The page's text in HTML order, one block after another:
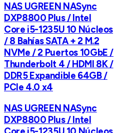
NAS UGREEN NASync
DXP8800 Plus / Intel
Core i5-1235U 10 Núcleos
/ 8 Bahías SATA + 2 M.2
NVMe / 2 Puertos 10GbE /
Thunderbolt 4 / HDMI 8K /
DDR5 Expandible 64GB /
PCIe 4.0 x4
NAS UGREEN NASync
DXP8800 Plus / Intel